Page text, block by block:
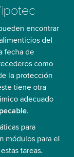
encontrar
del
fecha de
como
la protección
tiene otra
adecuado
.
para
módulos para el
tareas.